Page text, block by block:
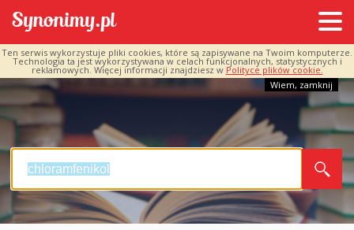
Ten serwis wykorzystuje pliki cookies, które są zapisywane na Twoim komputerze.
Technologia ta jest wykorzystywana w celach funkcjonalnych, statystycznych i
reklamowych. Więcej informacji znajdziesz w Polityce plików cookie.
Wiem, zamknij